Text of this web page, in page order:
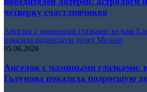
четверку счастливчиков
Ангелок с мамиными глазками: ведьма
показала подросшую дочку Милану
05.06.2026
Ангелок с мамиными глазками:
Голунова показала подросшую